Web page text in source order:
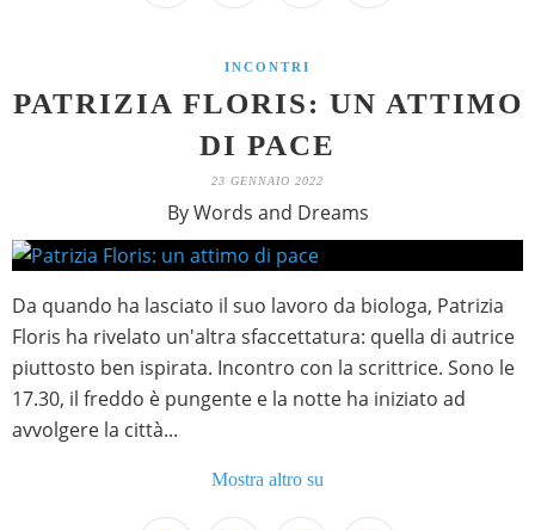
INCONTRI
PATRIZIA FLORIS: UN ATTIMO
DI PACE
23 GENNAIO 2022
By Words and Dreams
Da quando ha lasciato il suo lavoro da biologa, Patrizia
Floris ha rivelato un'altra sfaccettatura: quella di autrice
piuttosto ben ispirata. Incontro con la scrittrice. Sono le
17.30, il freddo è pungente e la notte ha iniziato ad
avvolgere la città...
Mostra altro su